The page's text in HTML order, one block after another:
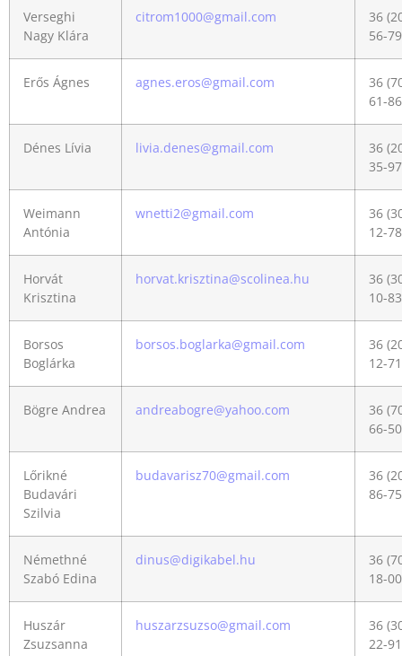
Verseghi
Nagy Klára
citrom1000@gmail.com
36
56-79
Erős Ágnes agnes.eros@gmail.com
36
61-86
Dénes Lívia livia.denes@gmail.com
36
35-97
Weimann
Antónia
wnetti2@gmail.com
36
12-78
Horvát
Krisztina
horvat.krisztina@scolinea.hu
36
10-83
Borsos
Boglárka
borsos.boglarka@gmail.com
36
12-71
Bögre Andrea andreabogre@yahoo.com
36
66-50
Lőrikné
Budavári
Szilvia
budavarisz70@gmail.com
36
86-75
Némethné
Szabó Edina
dinus@digikabel.hu
36
18-00
Huszár
Zsuzsanna
huszarzsuzso@gmail.com
36
22-91